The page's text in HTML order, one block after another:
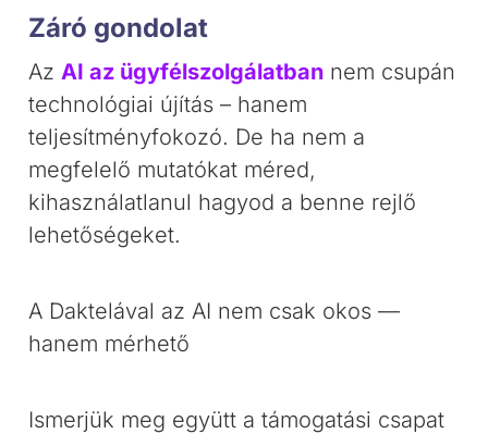
Záró gondolat
AzAI az ügyfélszolgálatban nem csupán
technológiai újítás – hanem
teljesítményfokozó. De ha nem a
megfelelő mutatókat méred,
kihasználatlanul hagyod a benne rejlő
lehetőségeket.
A Daktelával az AI nem csak okos —
hanem mérhető
Ismerjük meg együtt a támogatási csapat